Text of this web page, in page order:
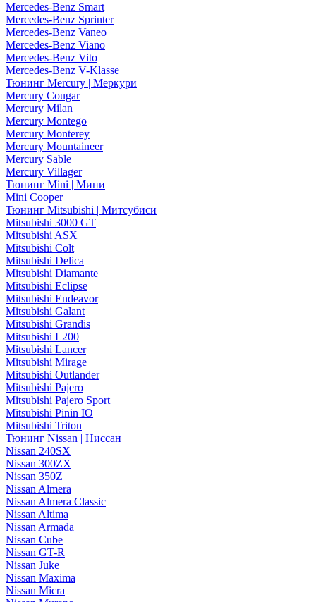
Mercedes-Benz Smart
Mercedes-Benz Sprinter
Mercedes-Benz Vaneo
Mercedes-Benz Viano
Mercedes-Benz Vito
Mercedes-Benz V-Klasse
Тюнинг Mercury | Меркури
Mercury Cougar
Mercury Milan
Mercury Montego
Mercury Monterey
Mercury Mountaineer
Mercury Sable
Mercury Villager
Тюнинг Mini | Мини
Mini Cooper
Тюнинг Mitsubishi | Митсубиси
Mitsubishi 3000 GT
Mitsubishi ASX
Mitsubishi Colt
Mitsubishi Delica
Mitsubishi Diamante
Mitsubishi Eclipse
Mitsubishi Endeavor
Mitsubishi Galant
Mitsubishi Grandis
Mitsubishi L200
Mitsubishi Lancer
Mitsubishi Mirage
Mitsubishi Outlander
Mitsubishi Pajero
Mitsubishi Pajero Sport
Mitsubishi Pinin IO
Mitsubishi Triton
Тюнинг Nissan | Ниссан
Nissan 240SX
Nissan 300ZX
Nissan 350Z
Nissan Almera
Nissan Almera Classic
Nissan Altima
Nissan Armada
Nissan Cube
Nissan GT-R
Nissan Juke
Nissan Maxima
Nissan Micra